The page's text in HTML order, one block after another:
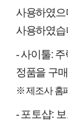
사용하였으
사용하였습
- 사이툴:
정품을 구
※ 제조사 홈
- 포토샵: